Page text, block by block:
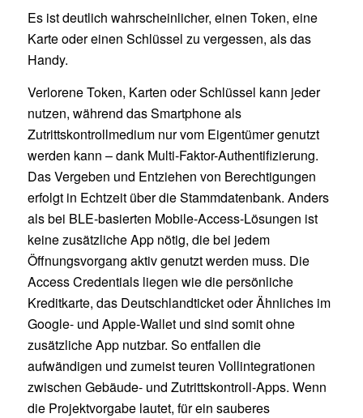
Es ist deutlich wahrscheinlicher, einen Token, eine
Karte oder einen Schlüssel zu vergessen, als das
Handy.
Verlorene Token, Karten oder Schlüssel kann jeder
nutzen, während das Smartphone als
Zutrittskontrollmedium nur vom Eigentümer genutzt
werden kann – dank Multi-Faktor-Authentifizierung.
Das Vergeben und Entziehen von Berechtigungen
erfolgt in Echtzeit über die Stammdatenbank. Anders
als bei BLE-basierten Mobile-Access-Lösungen ist
keine zusätzliche App nötig, die bei jedem
Öffnungsvorgang aktiv genutzt werden muss. Die
Access Credentials liegen wie die persönliche
Kreditkarte, das Deutschlandticket oder Ähnliches im
Google- und Apple-Wallet und sind somit ohne
zusätzliche App nutzbar. So entfallen die
aufwändigen und zumeist teuren Vollintegrationen
zwischen Gebäude- und Zutrittskontroll-Apps. Wenn
die Projektvorgabe lautet, für ein sauberes